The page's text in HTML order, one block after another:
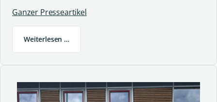
Ganzer Presseartikel
Weiterlesen …